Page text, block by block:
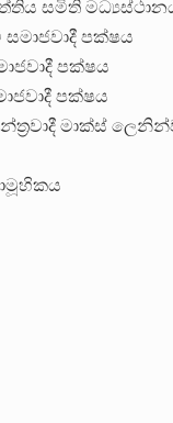
සමිති
සමාජවාදී පක්ෂය
පක්ෂය
පක්ෂය
මාක්ස්